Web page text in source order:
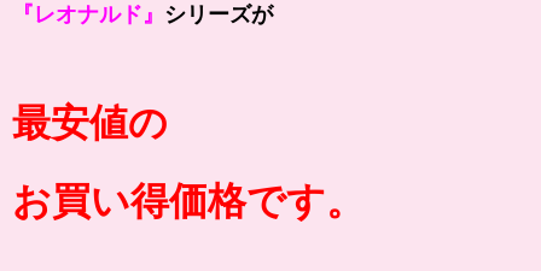
『レオナルド』 シリーズが
最安値の
お買い得価格です。